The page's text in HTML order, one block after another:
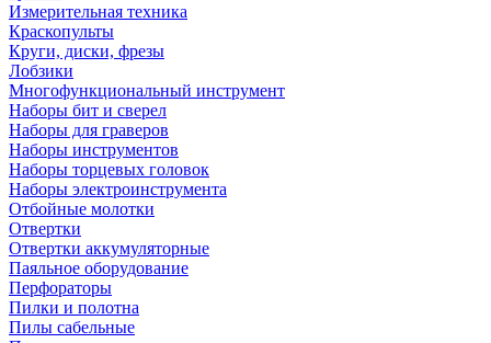
Измерительная техника
Краскопульты
Круги, диски, фрезы
Лобзики
Многофункциональный инструмент
Наборы бит и сверел
Наборы для граверов
Наборы инструментов
Наборы торцевых головок
Наборы электроинструмента
Отбойные молотки
Отвертки
Отвертки аккумуляторные
Паяльное оборудование
Перфораторы
Пилки и полотна
Пилы сабельные